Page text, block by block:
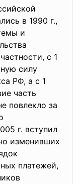
в 1990 г.,
и
с 1
силу
РФ, а с 1
часть
повлекло за
г. вступил
изменивших
платежей,